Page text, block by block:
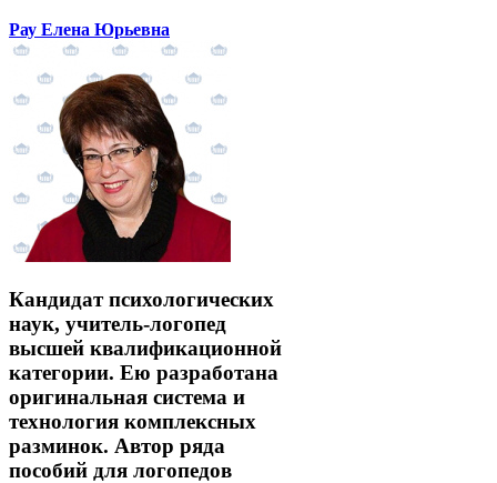
Рау Елена Юрьевна
Кандидат психологических
наук, учитель-логопед
высшей квалификационной
категории. Ею разработана
оригинальная система и
технология комплексных
разминок. Автор ряда
пособий для логопедов